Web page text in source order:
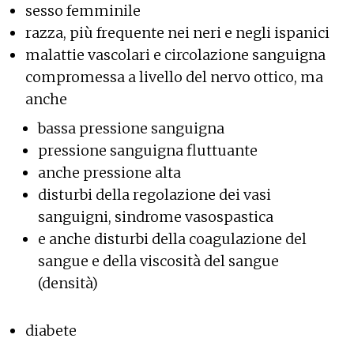
sesso femminile
razza, più frequente nei neri e negli ispanici
malattie vascolari e circolazione sanguigna
compromessa a livello del nervo ottico, ma
anche
bassa pressione sanguigna
pressione sanguigna fluttuante
anche pressione alta
disturbi della regolazione dei vasi
sanguigni, sindrome vasospastica
e anche disturbi della coagulazione del
sangue e della viscosità del sangue
(densità)
diabete